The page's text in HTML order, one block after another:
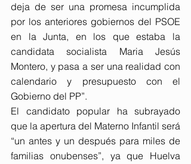
deja de ser una promesa incumplida
por los anteriores gobiernos del PSOE
en la Junta, en los que estaba la
candidata socialista Maria Jesús
Montero, y pasa a ser una realidad con
calendario y presupuesto con el
Gobierno del PP”.
El candidato popular ha subrayado
que la apertura del Materno Infantil será
“un antes y un después para miles de
familias onubenses”, ya que Huelva